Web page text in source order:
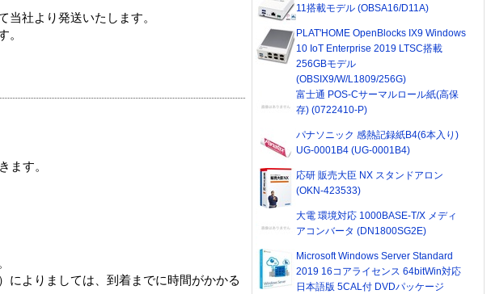
社より発送いたします。
。
ます。
によりましては、到着までに時間がかかる
11搭載モデル (OBSA16/D11A)
PLAT'HOME OpenBlocks IX9 Windows
10 IoT Enterprise 2019 LTSC搭載
256GBモデル
(OBSIX9/W/L1809/256G)
富士通 POS-Cサーマルロール紙(高保
存) (0722410-P)
パナソニック 感熱記録紙B4(6本入り)
UG-0001B4 (UG-0001B4)
応研 販売大臣 NX スタンドアロン
(OKN-423533)
大電 環境対応 1000BASE-T/X メディ
アコンバータ (DN1800SG2E)
Microsoft Windows Server Standard
2019 16コアライセンス 64bitWin対応
日本語版 5CAL付 DVDパッケージ